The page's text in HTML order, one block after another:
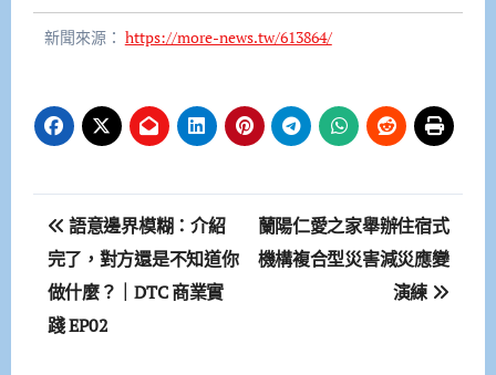
新聞來源： https://more-news.tw/613864/
文
章
導
覽
語意邊界模糊：介紹
完了，對方還是不知道你
做什麼？｜DTC 商業實
踐 EP02
蘭陽仁愛之家舉辦住宿式
機構複合型災害減災應變
演練